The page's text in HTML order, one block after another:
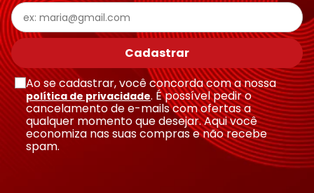
Enviar avaliação
Cadastrar
Ao se cadastrar, você concorda com a nossa
política de privacidade. É possível pedir o
cancelamento de e-mails com ofertas a
qualquer momento que desejar. Aqui você
economiza nas suas compras e não recebe
spam.